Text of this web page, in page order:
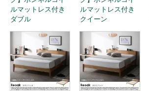
ー） シングル
オーク材 天然木す
オーク材 天然木す